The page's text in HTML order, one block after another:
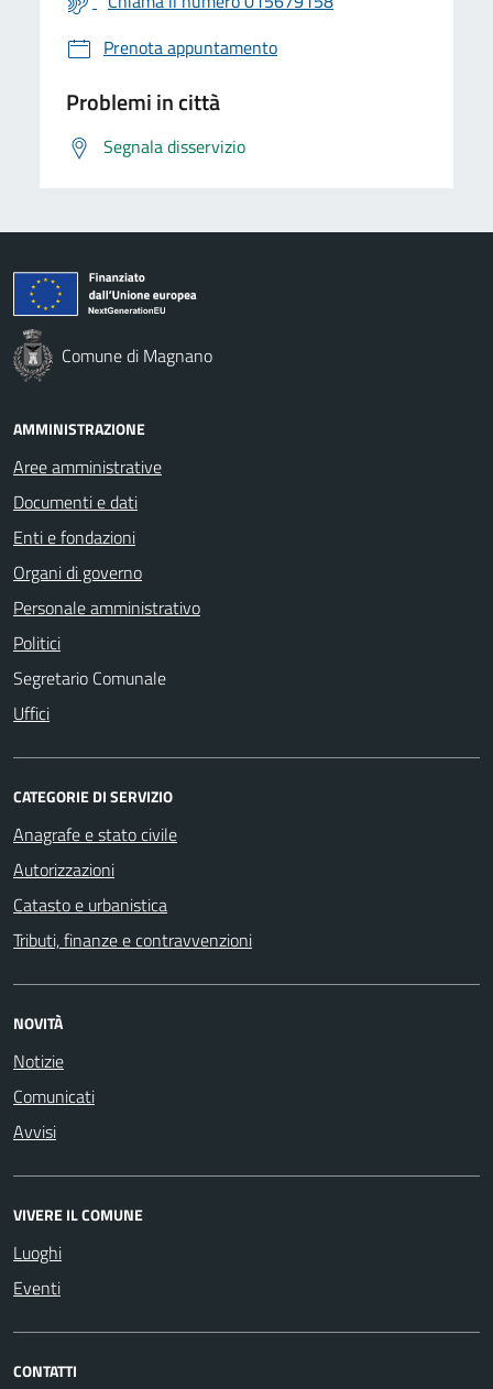
Prenota appuntamento
Problemi in città
Segnala disservizio
Comune di Magnano
AMMINISTRAZIONE
Aree amministrative
Documenti e dati
Enti e fondazioni
Organi di governo
Personale amministrativo
Politici
Segretario Comunale
Uffici
CATEGORIE DI SERVIZIO
Anagrafe e stato civile
Autorizzazioni
Catasto e urbanistica
Tributi, finanze e contravvenzioni
NOVITÀ
Notizie
Comunicati
Avvisi
VIVERE IL COMUNE
Luoghi
Eventi
CONTATTI